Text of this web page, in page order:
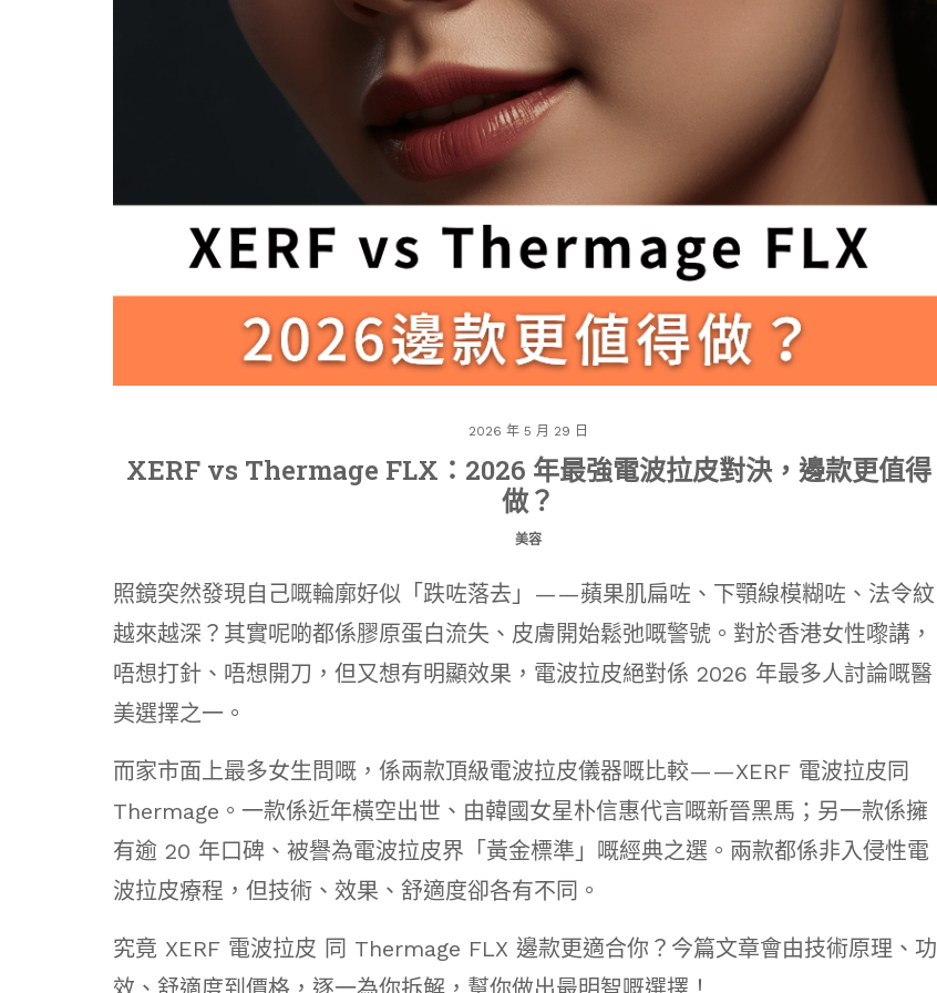
2026 年 5 月 29 日
XERF vs Thermage FLX：2026 年最強電波拉皮對決，邊款更值得
做？
美容
照鏡突然發現自己嘅輪廓好似「跌咗落去」——蘋果肌扁咗、下顎線模糊咗、法令紋
越來越深？其實呢啲都係膠原蛋白流失、皮膚開始鬆弛嘅警號。對於香港女性嚟講，
唔想打針、唔想開刀，但又想有明顯效果，電波拉皮絕對係 2026 年最多人討論嘅醫
美選擇之一。
而家市面上最多女生問嘅，係兩款頂級電波拉皮儀器嘅比較——XERF 電波拉皮同
Thermage。一款係近年橫空出世、由韓國女星朴信惠代言嘅新晉黑馬；另一款係擁
有逾 20 年口碑、被譽為電波拉皮界「黃金標準」嘅經典之選。兩款都係非入侵性電
波拉皮療程，但技術、效果、舒適度卻各有不同。
究竟 XERF 電波拉皮 同 Thermage FLX 邊款更適合你？今篇文章會由技術原理、功